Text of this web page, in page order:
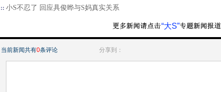
小S不忍了 回应具俊晔与S妈真实关系
“大S”
当前新闻共有0条评论 分享到：